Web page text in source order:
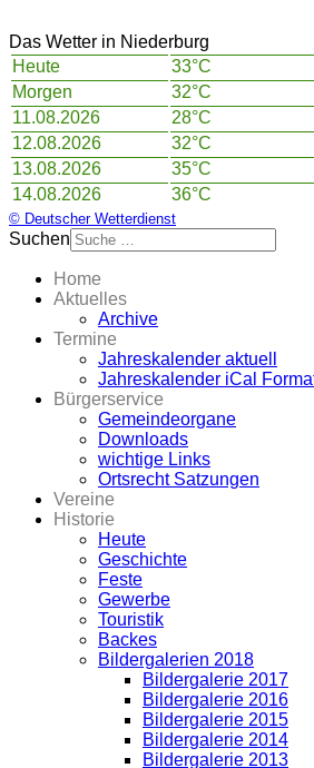
Das Wetter in Niederburg
Heute
33°C
Morgen
32°C
11.08.2026
28°C
12.08.2026
32°C
13.08.2026
35°C
14.08.2026
36°C
© Deutscher Wetterdienst
Suchen
Home
Aktuelles
Archive
Termine
Jahreskalender aktuell
Jahreskalender iCal
Bürgerservice
Gemeindeorgane
Downloads
wichtige Links
Ortsrecht Satzungen
Vereine
Historie
Heute
Geschichte
Feste
Gewerbe
Touristik
Backes
Bildergalerien 2018
Bildergalerie 2017
Bildergalerie 2016
Bildergalerie 2015
Bildergalerie 2014
Bildergalerie 2013